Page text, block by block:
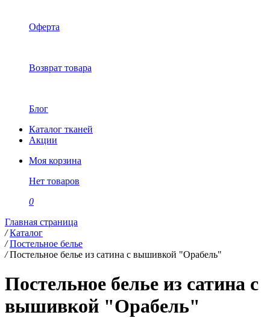
Оферта
Возврат товара
Блог
Каталог тканей
Акции
Моя корзина
Нет товаров
0
Главная страница
/ Каталог
/ Постельное белье
/ Постельное белье из сатина с вышивкой "Орабель"
Постельное белье из сатина с
вышивкой "Орабель"